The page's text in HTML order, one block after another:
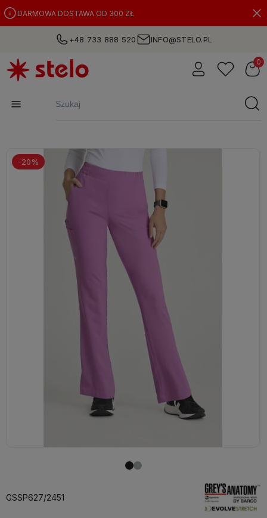
DARMOWA DOSTAWA OD 300 ZŁ
+48 733 888 520 INFO@STELO.PL
-20%
GSSP627/2451